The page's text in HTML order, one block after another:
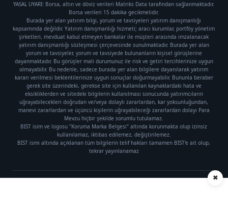
✖
YASAL UYARI: Borsa, altın ve döviz verileri Matriks Data tarafından sağlanmaktadır.
Borsa verileri 15 dakika gecikmelidir.
Burada yer alan yatırım bilgi, yorum ve tavsiyeleri yatırım danışmanlığı
kapsamında değildir. Yatırım danışmanlığı hizmeti; aracı kurumlar, portföy yönetim
şirketleri, mevduat kabul etmeyen bankalar ile müşteri arasında imzalanacak
yatırım danışmanlığı sözleşmesi çerçevesinde sunulmaktadır. Burada yer alan
yorum ve tavsiyeler, yorum ve tavsiyede bulunanların kişisel görüşlerine
dayanmaktadır. Bu görüşler mali durumunuz ile risk ve getiri tercihlerinize uygun
olmayabilir. Bu nedenle, sadece burada yer alan bilgilere dayanılarak yatırım
kararı verilmesi beklentilerinize uygun sonuçlar doğurmayabilir. Bununla beraber
gerek site üzerindeki, gerekse site için kullanılan kaynaklardaki hata ve
eksikliklerden ve sitedeki bilgilerin kullanılması sonucunda yatırımcıların
uğrayabilecekleri doğrudan ve/veya dolaylı zararlardan, kar yoksunluğundan,
manevi zararlardan ve üçüncü kişilerin uğrayabileceği zararlardan dolayı Para
Mevzu hiçbir şekilde sorumlu tutulamaz.
BIST isim ve logosu "Koruma Marka Belgesi" altında korunmakta olup izinsiz
kullanılamaz, iktibas edilemez, değiştirilemez.
BIST ismi altında açıklanan tüm bilgilerin telif hakları tamamen BIST'e ait olup,
tekrar yayınlanamaz